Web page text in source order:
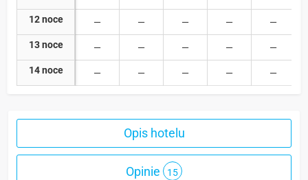
12 noce
13 noce
14 noce
Opis hotelu
Opinie 15